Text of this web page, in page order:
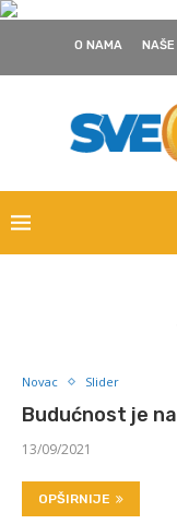
O NAMA NAŠE
Novac Slider
Budućnost je
13/09/2021
OPŠIRNIJE